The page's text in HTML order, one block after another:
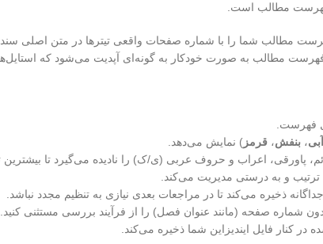
مطالب شما را با شماره صفحات واقعی تیترها در متن اصلی سند
مطالب به صورت خودکار به گونه‌ای آپدیت می‌شود که
فهرست.
آبی، بنفش، قرمز ) نمایش می‌دهد.
پاورقی، اعراب و حروف عربی (ی/ک) را نادیده می‌گیرد تا بیشترین
به ترتیب و به درستی مدیریت می‌کند.
ذخیره می‌کند تا در مراجعات بعدی نیازی به تنظیم مجدد نباشد.
شماره صفحه (مانند عنوان فصل) را از فرآیند بررسی مستثنی کنید.
در کنار فایل ایندیزاین شما ذخیره می‌کند.